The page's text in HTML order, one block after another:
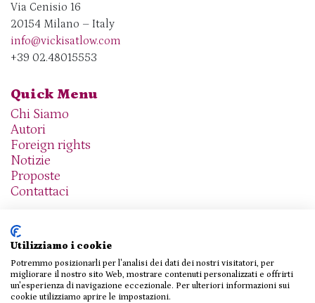
Via Cenisio 16
20154 Milano – Italy
info@vickisatlow.com
+39 02.48015553
Quick Menu
Chi Siamo
Autori
Foreign rights
Notizie
Proposte
Contattaci
We are social
Utilizziamo i cookie
Potremmo posizionarli per l'analisi dei dati dei nostri visitatori, per
migliorare il nostro sito Web, mostrare contenuti personalizzati e offrirti
un'esperienza di navigazione eccezionale. Per ulteriori informazioni sui
cookie utilizziamo aprire le impostazioni.